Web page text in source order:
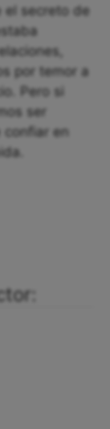
el secreto de
por temor a
Pero si
ser
confiar en